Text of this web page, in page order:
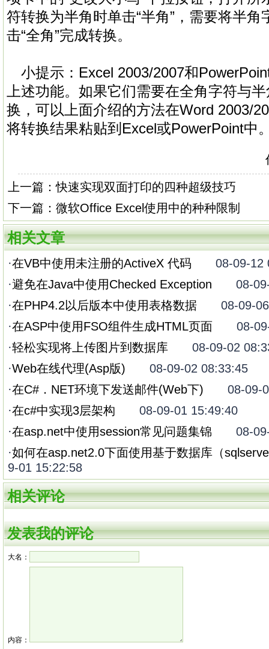
符转换为半角时单击“半角”，需要将半
击“全角”完成转换。
小提示：Excel 2003/2007和
上述功能。如果它们需要在全角字符与
换，可以上面介绍的方法在Word 2003/
将转换结果粘贴到Excel或PowerPoint中
上一篇：快速实现双面打印的四种超级技巧
下一篇： 微软Office Excel使用中的种种限制
相关文章
·在VB中使用未注册的ActiveX 代码 08-09-12
·避免在Java中使用Checked Exception 08-09-
·在PHP4.2以后版本中使用表格数据 08-09-06
·在ASP中使用FSO组件生成HTML页面 08-09-
·轻松实现将上传图片到数据库 08-09-02
·Web在线代理(Asp版) 08-09-02 08:33:45
·在C#．NET环境下发送邮件(Web下) 08-09-
·在c#中实现3层架构 08-09-01 15:49:40
·在asp.net中使用session常见问题集锦 08-09-
·如何在asp.net2.0下面使用基于数据库（
9-01 15:22:58
相关评论
发表我的评论
大名：
内容：